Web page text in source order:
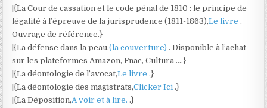
|{La Cour de cassation et le code pénal de 1810 : le principe de
légalité à l’épreuve de la jurisprudence (1811-1863),Le livre.
Ouvrage de référence.}
|{La défense dans la peau,(la couverture). Disponible à l’achat
sur les plateformes Amazon, Fnac, Cultura ….}
|{La déontologie de l’avocat,Le livre.}
|{La déontologie des magistrats,Clicker Ici.}
|{La Déposition,A voir et à lire..}